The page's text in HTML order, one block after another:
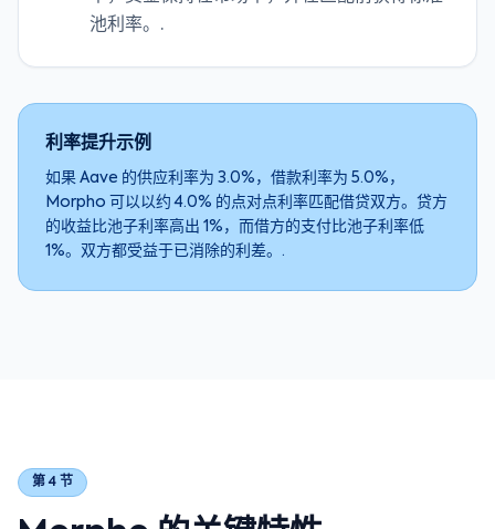
池利率。.
利率提升示例
如果 Aave 的供应利率为 3.0%，借款利率为 5.0%，
Morpho 可以以约 4.0% 的点对点利率匹配借贷双方。贷方
的收益比池子利率高出 1%，而借方的支付比池子利率低
1%。双方都受益于已消除的利差。.
第 4 节